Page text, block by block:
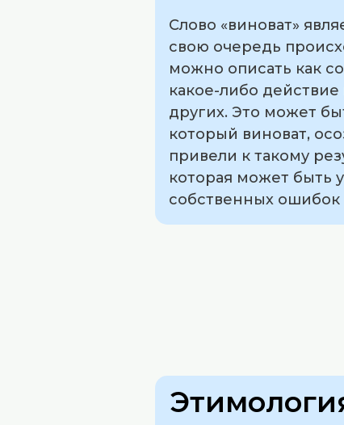
Слово «виноват»
свою очередь
можно описать как
какое-либо
других. Это может
который виноват,
привели к такому
которая может быть
собственных ошибок